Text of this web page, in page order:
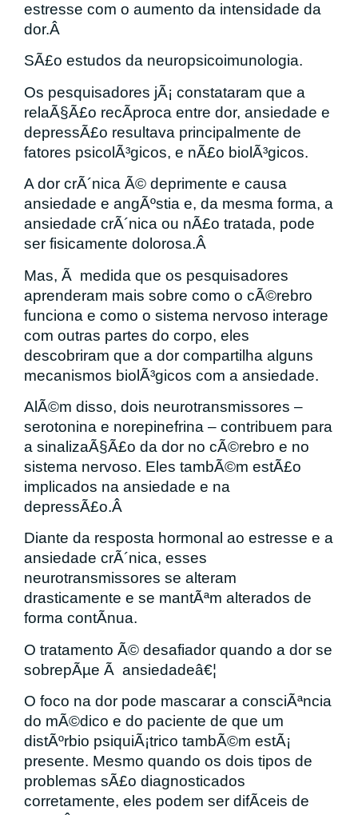
estresse com o aumento da intensidade da
dor.Â
SÃ£o estudos da neuropsicoimunologia.
Os pesquisadores jÃ¡ constataram que a
relaÃ§Ã£o recÃ­proca entre dor, ansiedade e
depressÃ£o resultava principalmente de
fatores psicolÃ³gicos, e nÃ£o biolÃ³gicos.
A dor crÃ´nica Ã© deprimente e causa
ansiedade e angÃºstia e, da mesma forma, a
ansiedade crÃ´nica ou nÃ£o tratada, pode
ser fisicamente dolorosa.Â
Mas, Ã medida que os pesquisadores
aprenderam mais sobre como o cÃ©rebro
funciona e como o sistema nervoso interage
com outras partes do corpo, eles
descobriram que a dor compartilha alguns
mecanismos biolÃ³gicos com a ansiedade.
AlÃ©m disso, dois neurotransmissores –
serotonina e norepinefrina – contribuem para
a sinalizaÃ§Ã£o da dor no cÃ©rebro e no
sistema nervoso. Eles tambÃ©m estÃ£o
implicados na ansiedade e na
depressÃ£o.Â
Diante da resposta hormonal ao estresse e a
ansiedade crÃ´nica, esses
neurotransmissores se alteram
drasticamente e se mantÃªm alterados de
forma contÃ­nua.
O tratamento Ã© desafiador quando a dor se
sobrepÃµe Ã ansiedadeâ€¦
O foco na dor pode mascarar a consciÃªncia
do mÃ©dico e do paciente de que um
distÃºrbio psiquiÃ¡trico tambÃ©m estÃ¡
presente. Mesmo quando os dois tipos de
problemas sÃ£o diagnosticados
corretamente, eles podem ser difÃ­ceis de